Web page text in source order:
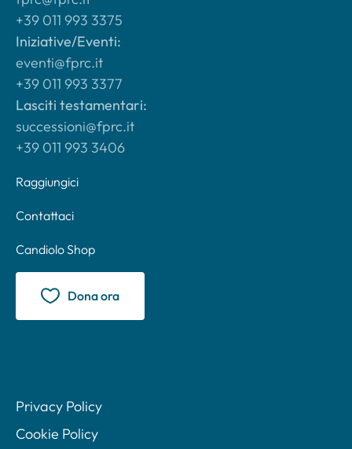
+39 011 993 3375
Iniziative/Eventi:
eventi@fprc.it
+39 011 993 3377
Lasciti testamentari:
successioni@fprc.it
+39 011 993 3406
Raggiungici
Contattaci
Candiolo Shop
Dona ora
Privacy Policy
Cookie Policy